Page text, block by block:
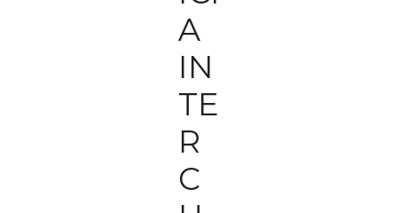
A
IN
TE
R
C